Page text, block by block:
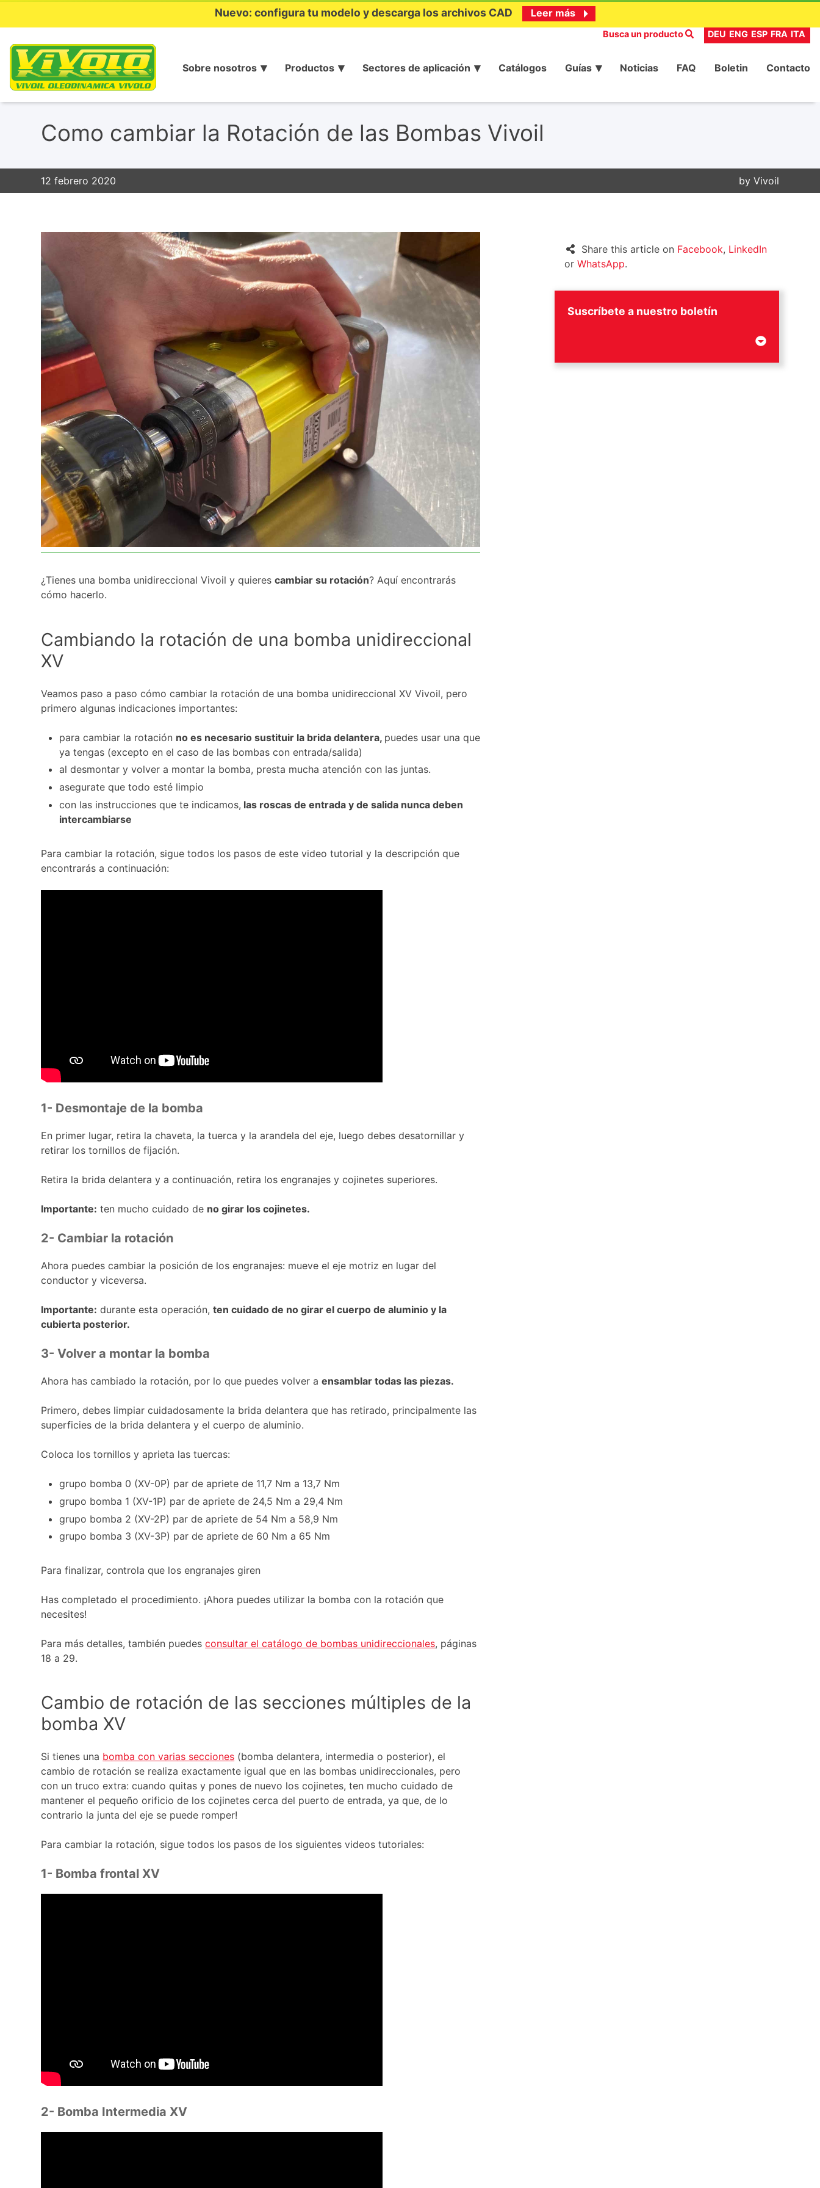
contenido
Nuevo: configura tu modelo y descarga los archivos CAD Leer más
Busca un producto DEU ENG ESP FRA ITA
Sobre nosotros Productos Sectores de aplicación Catálogos Guías Noticias FAQ Boletin Contacto
Como cambiar la Rotación de las Bombas Vivoil
12 febrero 2020 by Vivoil
¿Tienes una bomba unidireccional Vivoil y quierescambiar su rotación? Aquí encontrarás
cómo hacerlo.
Cambiando la rotación de una bomba unidireccional
XV
Veamos paso a paso cómo cambiar la rotación de una bomba unidireccional XV Vivoil, pero
primero algunas indicaciones importantes:
para cambiar la rotación no es necesario sustituir la brida delantera, puedes usar una que
ya tengas (excepto en el caso de las bombas con entrada/salida)
al desmontar y volver a montar la bomba, presta mucha atención con las juntas.
asegurate que todo esté limpio
con las instrucciones que te indicamos, las roscas de entrada y de salida nunca deben
intercambiarse
Para cambiar la rotación, sigue todos los pasos de este video tutorial y la descripción que
encontrarás a continuación:
1- Desmontaje de la bomba
En primer lugar, retira la chaveta, la tuerca y la arandela del eje, luego debes desatornillar y
retirar los tornillos de fijación.
Retira la brida delantera y a continuación, retira los engranajes y cojinetes superiores.
Importante: ten mucho cuidado de no girar los cojinetes.
2- Cambiar la rotación
Ahora puedes cambiar la posición de los engranajes: mueve el eje motriz en lugar del
conductor y viceversa.
Importante: durante esta operación,ten cuidado de no girar el cuerpo de aluminio y la
cubierta posterior.
3- Volver a montar la bomba
Ahora has cambiado la rotación, por lo que puedes volver aensamblar todas las piezas.
Primero, debes limpiar cuidadosamente la brida delantera que has retirado, principalmente las
superficies de la brida delantera y el cuerpo de aluminio.
Coloca los tornillos y aprieta las tuercas:
grupo bomba 0 (XV-0P) par de apriete de 11,7 Nm a 13,7 Nm
grupo bomba 1 (XV-1P) par de apriete de 24,5 Nm a 29,4 Nm
grupo bomba 2 (XV-2P) par de apriete de 54 Nm a 58,9 Nm
grupo bomba 3 (XV-3P) par de apriete de 60 Nm a 65 Nm
Para finalizar, controla que los engranajes giren
Has completado el procedimiento. ¡Ahora puedes utilizar la bomba con la rotación que
necesites!
Para más detalles, también puedesconsultar el catálogo de bombas unidireccionales, páginas
18 a 29.
Cambio de rotación de las secciones múltiples de la
bomba XV
Si tienes una bomba con varias secciones (bomba delantera, intermedia o posterior), el
cambio de rotación se realiza exactamente igual que en las bombas unidireccionales, pero
con un truco extra: cuando quitas y pones de nuevo los cojinetes, ten mucho cuidado de
mantener el pequeño orificio de los cojinetes cerca del puerto de entrada, ya que, de lo
contrario la junta del eje se puede romper!
Para cambiar la rotación, sigue todos los pasos de los siguientes videos tutoriales:
1- Bomba frontal XV
2- Bomba Intermedia XV
Share this article on Facebook, LinkedIn
or WhatsApp.
Suscríbete a nuestro boletín